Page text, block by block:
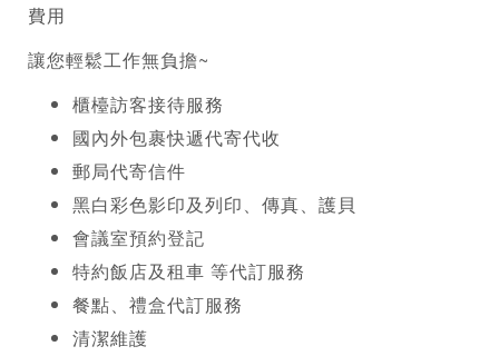
費用
讓您輕鬆工作無負擔~
​櫃檯訪客接待服務
國內外包裹快遞代寄代收
郵局代寄信件
黑白彩色影印及列印、傳真、護貝
會議室預約登記
特約飯店及租車 等代訂服務
餐點、禮盒代訂服務
清潔維護